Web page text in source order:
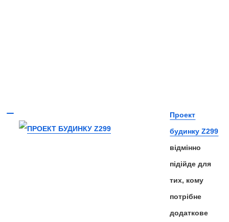
Проект
будинку Z299
відмінно
підійде для
тих, кому
потрібне
додаткове